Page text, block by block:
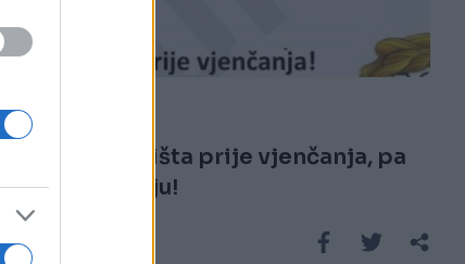
31.01.17. 23:26
Zumra neće ništa prije vjenčanja, pa
Buraz ima ideju!
Saznaj više